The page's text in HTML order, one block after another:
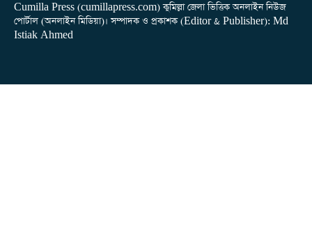
Cumilla Press (cumillapress.com) কুমিল্লা জেলা ভিত্তিক অনলাইন নিউজ
পোর্টাল (অনলাইন মিডিয়া)। সম্পাদক ও প্রকাশক (Editor & Publisher): Md
Istiak Ahmed